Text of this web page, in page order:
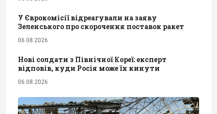
У Єврокомісії відреагували на заяву
Зеленського про скорочення поставок ракет
06.08.2026
Нові солдати з Північної Кореї: експерт
відповів, куди Росія може їх кинути
06.08.2026